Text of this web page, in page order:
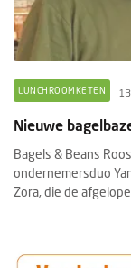
LUNCHROOMKETEN
Nieuwe
Bagels & Beans
ondernemersduo
Zora, die de